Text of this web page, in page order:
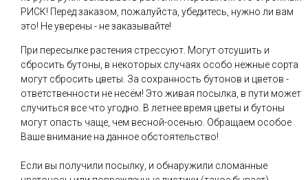
РИСК! Перед заказом, пожалуйста, убедитесь, нужно ли вам
это! Не уверены - не заказывайте!
При пересылке растения стрессуют. Могут отсушить и
сбросить бутоны, в некоторых случаях особо нежные сорта
могут сбросить цветы. За сохранность бутонов и цветов -
ответственности не несём! Это живая посылка, в пути может
случиться все что угодно. В летнее время цветы и бутоны
могут опасть чаще, чем весной-осенью. Обращаем особое
Ваше внимание на данное обстоятельство!
Если вы получили посылку, и обнаружили сломанные